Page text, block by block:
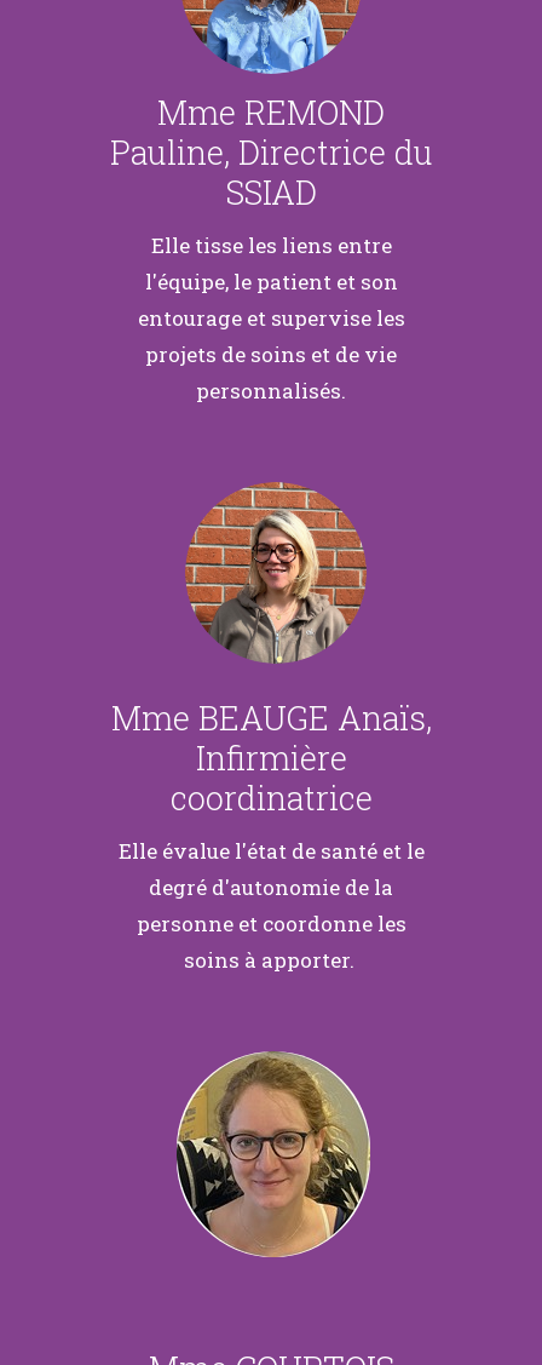
Mme REMOND
Pauline, Directrice du
SSIAD
Elle tisse les liens entre
l'équipe, le patient et son
entourage et supervise les
projets de soins et de vie
personnalisés.
Mme BEAUGE Anaïs,
Infirmière
coordinatrice
Elle évalue l'état de santé et le
degré d'autonomie de la
personne et coordonne les
soins à apporter.